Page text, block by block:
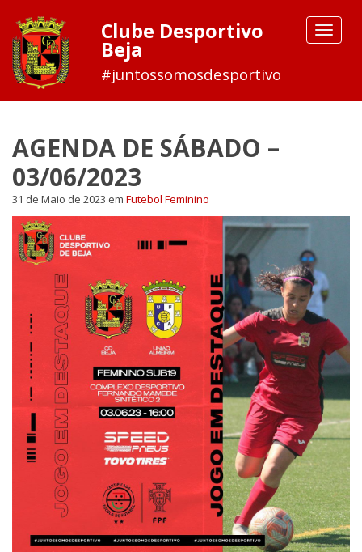
Toggle
Clube Desportivo
Beja
#juntossomosdesportivo
AGENDA DE SÁBADO –
03/06/2023
31 de Maio de 2023 em Futebol Feminino